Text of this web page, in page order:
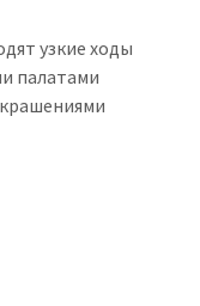
узкие ходы
палатами